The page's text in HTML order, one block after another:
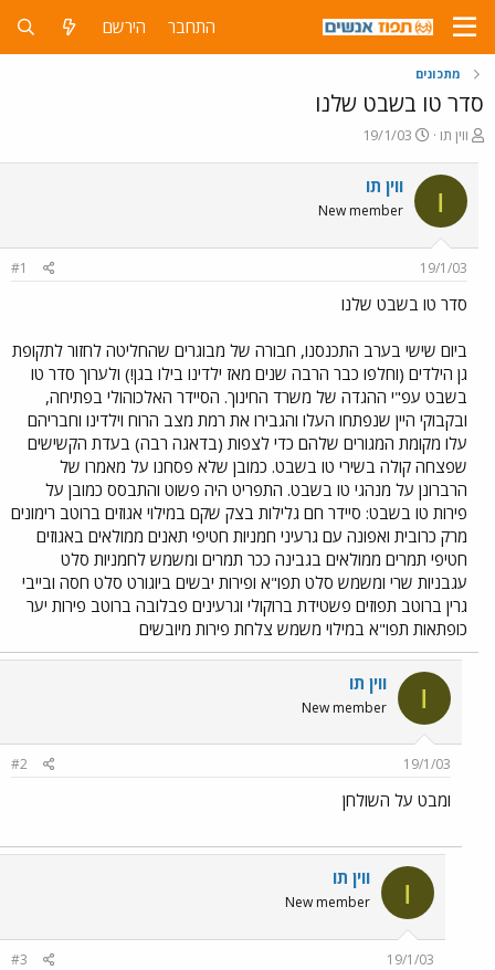
התחבר הירשם
מתכונים
סדר טו בשבט שלנו
פ
ח
ה
ו
ש
ווין תו
פ
ת
י
19/1/03
ו ווין תו
New member
19/1/03
#1
סדר טו בשבט שלנו
ביום שישי בערב התכנסנו, חבורה של מבוגרים שהחליטה לחזור לתקופת
גן הילדים (וחלפו כבר הרבה שנים מאז ילדינו בילו בגן!) ולערוך סדר טו
בשבט עפ"י ההגדה של משרד החינוך. הסיידר האלכוהולי בפתיחה,
ובקבוקי היין שנפתחו העלו והגבירו את רמת מצב הרוח וילדינו וחבריהם
עלו מקומת המגורים שלהם כדי לצפות (בדאגה רבה) בעדת הקשישים
שפצחה קולה בשירי טו בשבט. כמובן שלא פסחנו על מאמרו של
הרברונן על מנהגי טו בשבט. התפריט היה פשוט והתבסס כמובן על
פירות טו בשבט: סיידר חם גלילות בצק שקם במילוי אגוזים ברוטב רימונים
מרק כרובית ואפונה עם גרעיני חמניות חטיפי תאנים ממולאים באגוזים
חטיפי תמרים ממולאים בגבינה ככר תמרים ומשמש לחמניות סלט
עגבניות שרי ומשמש סלט תפו"א ופירות יבשים ביוגורט סלט חסה ובייבי
גרין ברוטב תפוזים פשטידת ברוקולי וגרעינים פבלובה ברוטב פירות יער
כופתאות תפו"א במילוי משמש צלחת פירות מיובשים
ו ווין תו
New member
19/1/03
#2
ומבט על השולחן
ו ווין תו
New member
19/1/03
#3